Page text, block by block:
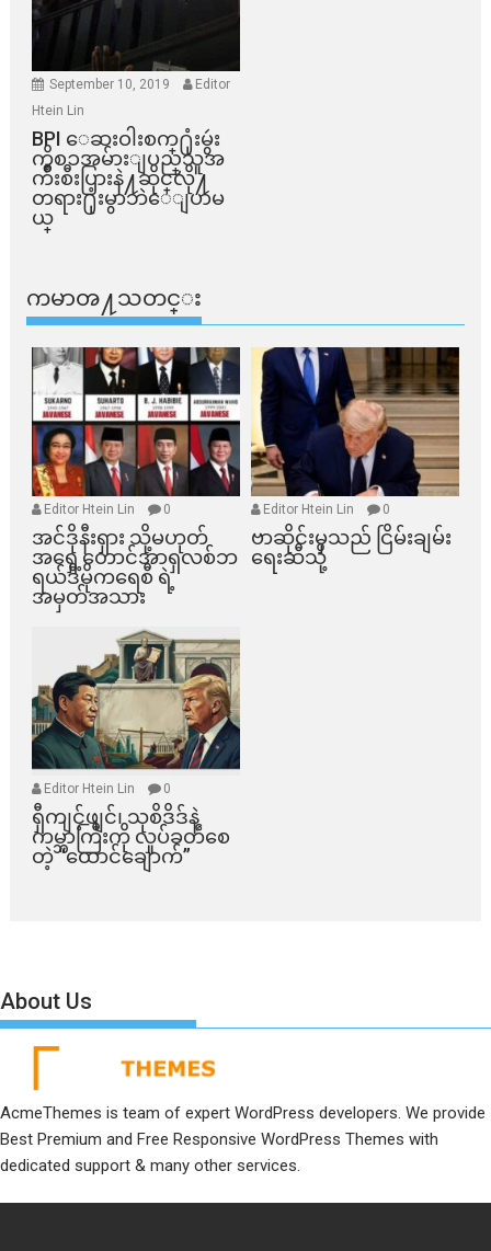
September 10, 2019
Editor
Htein Lin
BPI ​ေဆးဝါးစက္​႐ုံးမွဴး
ကိစၥအမ်ားျပည္​သူအ
က်ိဳးစီးပြားနဲ႔ဆိုင္​လို႔
တရား႐ုံးမွာဘဲေျပာမ
ယ္​
ကမာၻ႔သတင္း
Editor Htein Lin 0
အင်ဒိုနီးရှား သို့မဟုတ်
အရှေ့တောင်အာရှလစ်ဘ
ရယ်ဒီမိုကရေစီ ရဲ့
အမှတ်အသား
Editor Htein Lin 0
ဗာဆိုင်းမှသည် ငြိမ်းချမ်း
ရေးဆီသို့
Editor Htein Lin 0
ရှီကျင့်ဖျင်၊ သုစိဒိဒ်နဲ့
ကမ္ဘာကြီးကို လှုပ်ခတ်စေ
တဲ့ “ထောင်ချောက်”
About Us
AcmeThemes is team of expert WordPress developers. We provide
Best Premium and Free Responsive WordPress Themes with
dedicated support & many other services.